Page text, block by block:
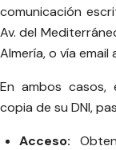
comunicación
Av. del
Almería, o vía email
En ambos casos,
copia de su DNI,
Acceso: